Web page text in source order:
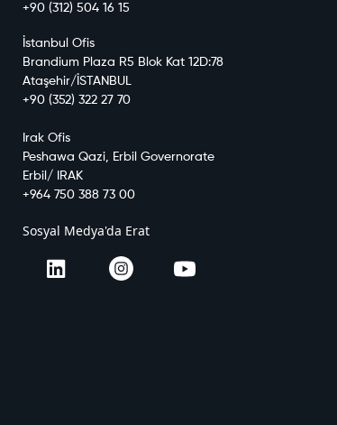
+90 (312) 504 16 15
İstanbul Ofis
Brandium Plaza R5 Blok Kat 12D:78
Ataşehir/İSTANBUL
+90 (352) 322 27 70
Irak Ofis
Peshawa Qazi, Erbil Governorate
Erbil/ IRAK
+964 750 388 73 00
Sosyal Medya'da Erat